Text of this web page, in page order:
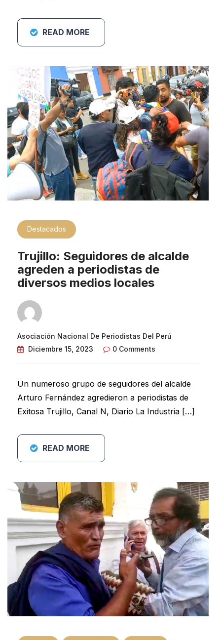
READ MORE
Destacados
Trujillo: Seguidores de alcalde
agreden a periodistas de
diversos medios locales
Asociación Nacional De Periodistas Del Perú
Diciembre 15, 2023
0 Comments
Un numeroso grupo de seguidores del alcalde
Arturo Fernández agredieron a periodistas de
Exitosa Trujillo, Canal N, Diario La Industria […]
READ MORE